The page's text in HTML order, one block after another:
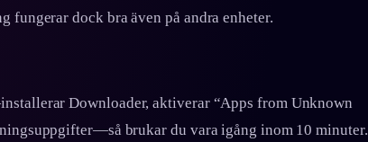
fungerar dock bra även på andra enheter.
Downloader, aktiverar “Apps from Unknown
brukar du vara igång inom 10 minuter.